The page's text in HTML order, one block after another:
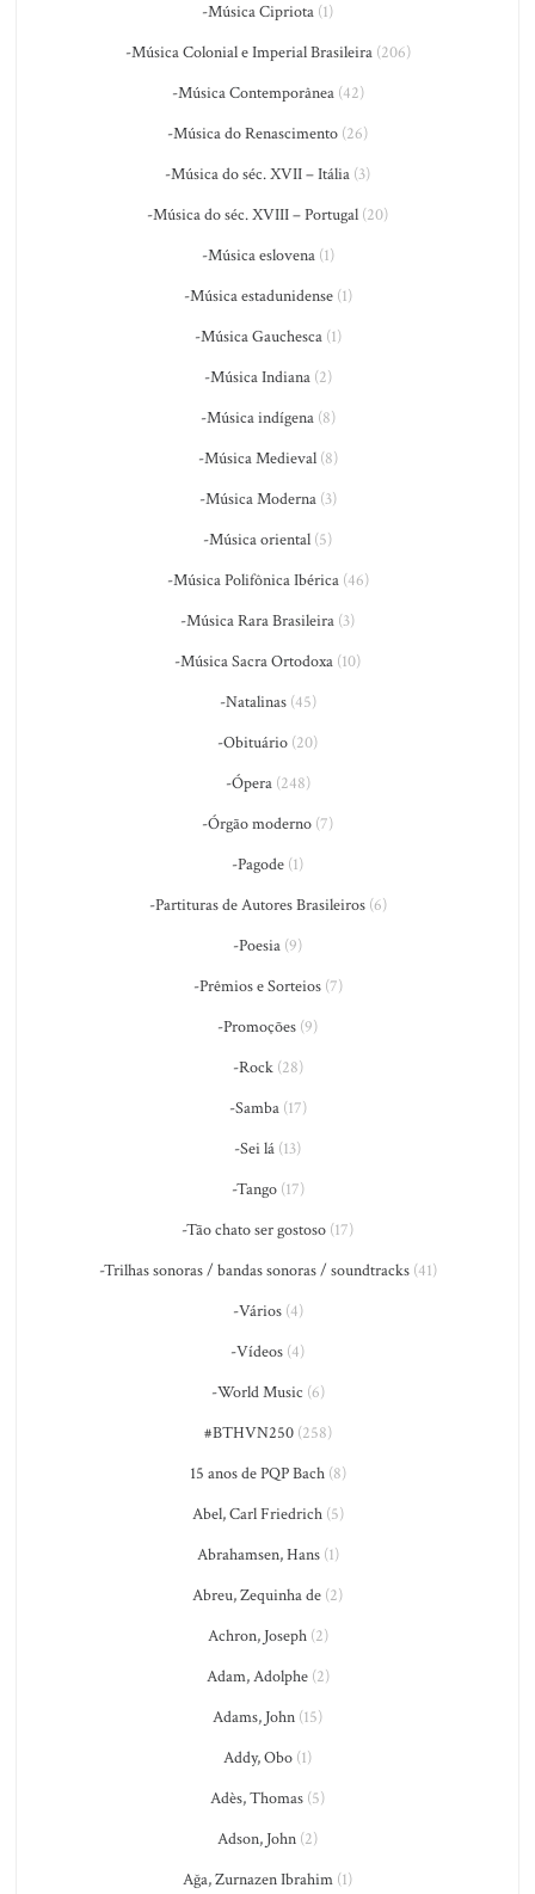
-Música Cipriota (1)
-Música Colonial e Imperial Brasileira(206)
-Música Contemporânea(42)
-Música do Renascimento (26)
-Música do séc. XVII – Itália (3)
-Música do séc. XVIII – Portugal (20)
-Música eslovena(1)
-Música estadunidense(1)
-Música Gauchesca(1)
-Música Indiana(2)
-Música indígena(8)
-Música Medieval(8)
-Música Moderna(3)
-Música oriental (5)
-Música Polifônica Ibérica(46)
-Música Rara Brasileira (3)
-Música Sacra Ortodoxa (10)
-Natalinas(45)
-Obituário (20)
-Ópera(248)
-Órgão moderno (7)
-Pagode (1)
-Partituras de Autores Brasileiros(6)
-Poesia (9)
-Prêmios e Sorteios(7)
-Promoções (9)
-Rock(28)
-Samba(17)
-Sei lá (13)
-Tango(17)
-Tão chato ser gostoso (17)
-Trilhas sonoras / bandas sonoras / soundtracks(41)
-Vários(4)
-Vídeos (4)
-World Music (6)
#BTHVN250(258)
15 anos de PQP Bach(8)
Abel, Carl Friedrich(5)
Abrahamsen, Hans(1)
Abreu, Zequinha de (2)
Achron, Joseph(2)
Adam, Adolphe(2)
Adams, John (15)
Addy, Obo (1)
Adès, Thomas (5)
Adson, John (2)
Ağa, Zurnazen Ibrahim (1)